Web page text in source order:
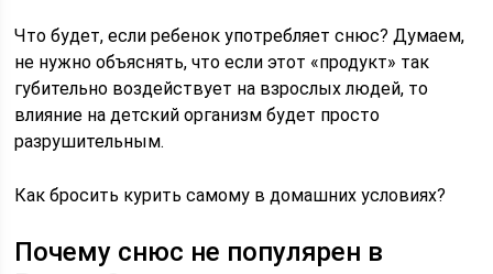
Что будет, если ребенок употребляет снюс? Думаем,
не нужно объяснять, что если этот «продукт» так
губительно воздействует на взрослых людей, то
влияние на детский организм будет просто
разрушительным.
Как бросить курить самому в домашних условиях?
Почему снюс не популярен в